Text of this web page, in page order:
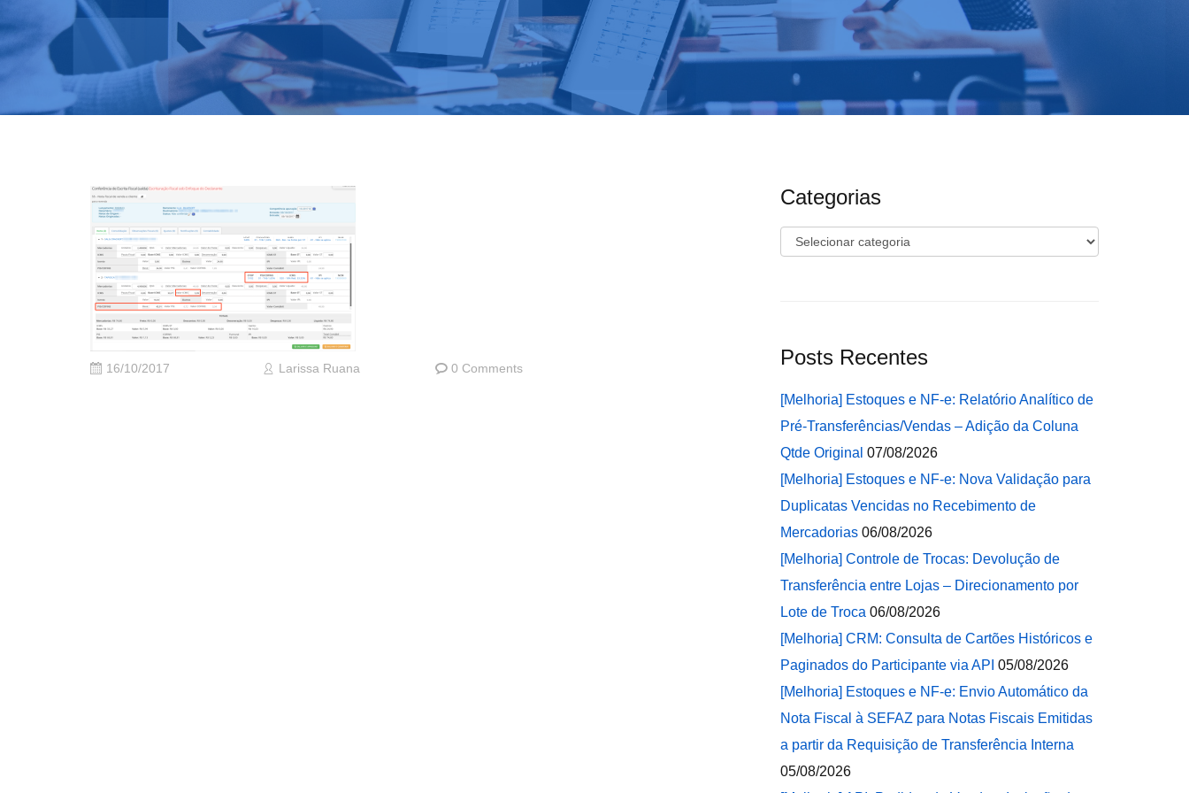
16/10/2017 Larissa Ruana 0 Comments
Categorias
Categorias
Posts Recentes
[Melhoria] Estoques e NF-e: Relatório Analítico de
Pré-Transferências/Vendas – Adição da Coluna
Qtde Original 07/08/2026
[Melhoria] Estoques e NF-e: Nova Validação para
Duplicatas Vencidas no Recebimento de
Mercadorias 06/08/2026
[Melhoria] Controle de Trocas: Devolução de
Transferência entre Lojas – Direcionamento por
Lote de Troca 06/08/2026
[Melhoria] CRM: Consulta de Cartões Históricos e
Paginados do Participante via API 05/08/2026
[Melhoria] Estoques e NF-e: Envio Automático da
Nota Fiscal à SEFAZ para Notas Fiscais Emitidas
a partir da Requisição de Transferência Interna
05/08/2026